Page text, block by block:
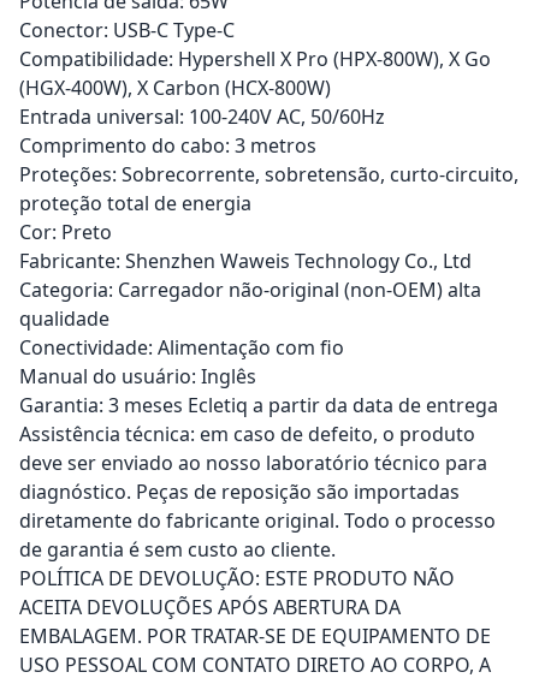
Conector: USB-C Type-C
Compatibilidade: Hypershell X Pro (HPX-800W), X Go
(HGX-400W), X Carbon (HCX-800W)
Entrada universal: 100-240V AC, 50/60Hz
Comprimento do cabo: 3 metros
Proteções: Sobrecorrente, sobretensão, curto-circuito,
proteção total de energia
Cor: Preto
Fabricante: Shenzhen Waweis Technology Co., Ltd
Categoria: Carregador não-original (non-OEM) alta
qualidade
Conectividade: Alimentação com fio
Manual do usuário: Inglês
Garantia: 3 meses Ecletiq a partir da data de entrega
Assistência técnica: em caso de defeito, o produto
deve ser enviado ao nosso laboratório técnico para
diagnóstico. Peças de reposição são importadas
diretamente do fabricante original. Todo o processo
de garantia é sem custo ao cliente.
POLÍTICA DE DEVOLUÇÃO: ESTE PRODUTO NÃO
ACEITA DEVOLUÇÕES APÓS ABERTURA DA
EMBALAGEM. POR TRATAR-SE DE EQUIPAMENTO DE
USO PESSOAL COM CONTATO DIRETO AO CORPO, A